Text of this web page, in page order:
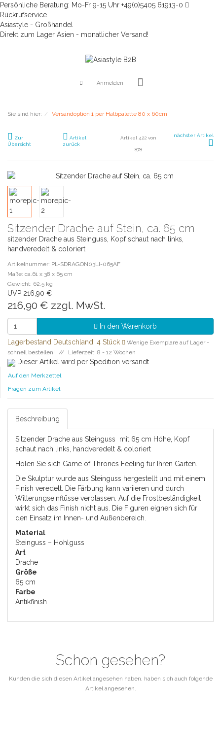
Persönliche Beratung: Mo-Fr 9-15 Uhr +49(0)5405 61913-0
Rückrufservice
Asiastyle - Großhandel
Direkt zum Lager Asien - monatlicher Versand!
Anmelden
Sie sind hier: Versandoption 1 per Halbpalette 80 x 60cm
Zur
Übersicht
Artikel
zurück
Artikel 422 von
878
nächster Artikel
Sitzender Drache auf Stein, ca. 65 cm
sitzender Drache aus Steinguss, Kopf schaut nach links,
handveredelt & coloriert
Artikelnummer: PL-SDRAGON03LI-065AF
Maße: ca.61 x 38 x 65 cm
Gewicht: 62.5 kg
UVP 216,90 €
216,90 € zzgl. MwSt.
In den Warenkorb
Lagerbestand Deutschland: 4 Stück
Wenige Exemplare auf Lager -
schnell bestellen!
Lieferzeit: 8 - 12 Wochen
Dieser Artikel wird per Spedition versandt
Auf den Merkzettel
Fragen zum Artikel
Beschreibung
Sitzender Drache aus Steinguss mit 65 cm Höhe, Kopf
schaut nach links, handveredelt & coloriert
Holen Sie sich Game of Thrones Feeling für Ihren Garten.
Die Skulptur wurde aus Steinguss hergestellt und mit einem
Finish veredelt. Die Färbung kann variieren und durch
Witterungseinflüsse verblassen. Auf die Frostbeständigkeit
wirkt sich das Finish nicht aus. Die Figuren eignen sich für
den Einsatz im Innen- und Außenbereich.
Material
Steinguss – Hohlguss
Art
Drache
Größe
65 cm
Farbe
Antikfinish
Schon gesehen?
Kunden die sich diesen Artikel angesehen haben, haben sich auch folgende
Artikel angesehen.